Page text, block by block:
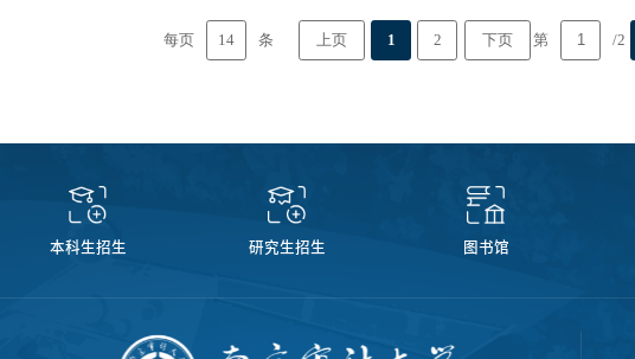
每页 14 条 上页 1 2 下页 第 /2
本科生招生 研究生招生 图书馆